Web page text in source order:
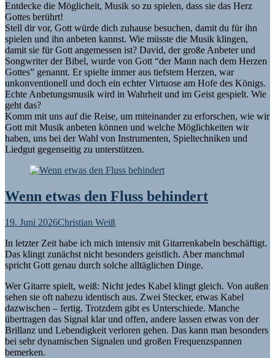
Entdecke die Möglicheit, Musik so zu spielen, dass sie das Herz
Gottes berührt!
Stell dir vor, Gott würde dich zuhause besuchen, damit du für ihn
spielen und ihn anbeten kannst. Wie müsste die Musik klingen,
damit sie für Gott angemessen ist? David, der große Anbeter und
Songwriter der Bibel, wurde von Gott “der Mann nach dem Herzen
Gottes” genannt. Er spielte immer aus tiefstem Herzen, war
unkonventionell und doch ein echter Virtuose am Hofe des Königs.
Echte Anbetungsmusik wird in Wahrheit und im Geist gespielt. Wie
geht das?
Komm mit uns auf die Reise, um miteinander zu erforschen, wie wir
Gott mit Musik anbeten können und welche Möglichkeiten wir
haben, uns bei der Wahl von Instrumenten, Spieltechniken und
Liedgut gegenseitig zu unterstützen.
Wenn etwas den Fluss behindert
19. Juni 2026Christian Weiß
In letzter Zeit habe ich mich intensiv mit Gitarrenkabeln beschäftigt.
Das klingt zunächst nicht besonders geistlich. Aber manchmal
spricht Gott genau durch solche alltäglichen Dinge.
Wer Gitarre spielt, weiß: Nicht jedes Kabel klingt gleich. Von außen
sehen sie oft nahezu identisch aus. Zwei Stecker, etwas Kabel
dazwischen – fertig. Trotzdem gibt es Unterschiede. Manche
übertragen das Signal klar und offen, andere lassen etwas von der
Brillanz und Lebendigkeit verloren gehen. Das kann man besonders
bei sehr dynamischen Signalen und großen Frequenzspannen
bemerken.